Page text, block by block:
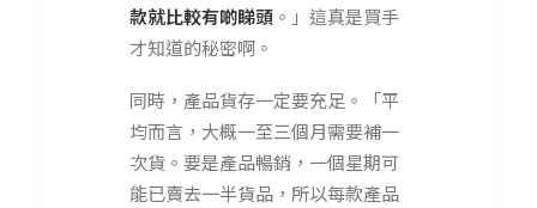
款就比較有啲睇頭 。」這真是買手
才知道的秘密啊。
同時，產品貨存一定要充足。「平
均而言，大概一至三個月需要補一
次貨。要是產品暢銷，一個星期可
能已賣去一半貨品，所以每款產品